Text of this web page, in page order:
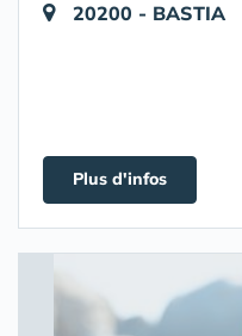
20200 - BASTIA
Plus d'infos